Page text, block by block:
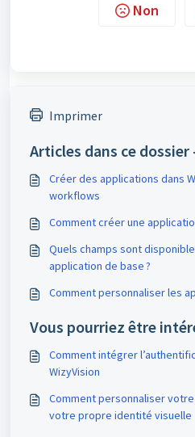
Non
Imprimer
Articles dans ce dossier
Créer des applications dans
workflows
Comment créer une
Quels champs sont
application de base ?
Comment personnaliser les
Vous pourriez être
Comment intégrer
WizyVision
Comment personnaliser
votre propre identité visuelle